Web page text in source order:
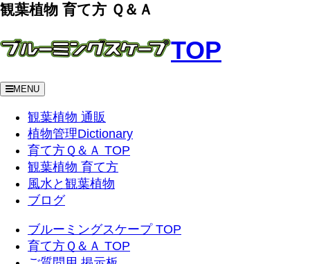
観葉植物 育て方 Ｑ＆Ａ
TOP
MENU
観葉植物 通販
植物管理Dictionary
育て方Ｑ＆Ａ TOP
観葉植物 育て方
風水と観葉植物
ブログ
ブルーミングスケープ TOP
育て方Ｑ＆Ａ TOP